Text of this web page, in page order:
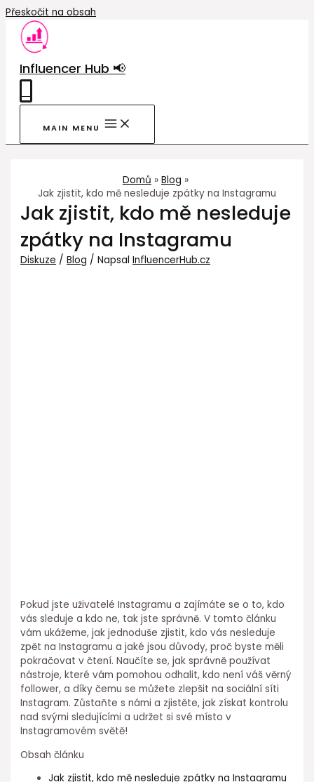
Přeskočit na obsah
Influencer Hub 📢
MAIN MENU
Domů
Blog
Jak zjistit, kdo mě nesleduje zpátky na Instagramu
Jak zjistit, kdo mě nesleduje
zpátky na Instagramu
Diskuze /Blog / NapsalInfluencerHub.cz
Pokud jste uživatelé Instagramu a zajímáte se o to, kdo
vás sleduje a kdo ne, tak jste správně. V tomto článku
vám ukážeme, jak jednoduše zjistit, kdo vás nesleduje
zpět na Instagramu a jaké jsou důvody, proč byste měli
pokračovat v čtení. Naučíte se, jak správně používat
nástroje, které vám pomohou odhalit, kdo není váš věrný
follower, a díky čemu se můžete zlepšit na sociální síti
Instagram. Zůstaňte s námi a zjistěte, jak získat kontrolu
nad svými sledujícími a udržet si své místo v
Instagramovém světě!
Obsah článku
Jak zjistit, kdo mě nesleduje zpátky na Instagramu